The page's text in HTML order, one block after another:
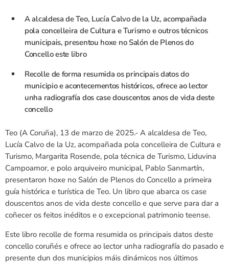
A alcaldesa de Teo, Lucía Calvo de la Uz, acompañada
pola concelleira de Cultura e Turismo e outros técnicos
municipais, presentou hoxe no Salón de Plenos do
Concello este libro
Recolle de forma resumida os principais datos do
municipio e acontecementos históricos, ofrece ao lector
unha radiografía dos case douscentos anos de vida deste
concello
Teo (A Coruña), 13 de marzo de 2025.- A alcaldesa de Teo,
Lucía Calvo de la Uz, acompañada pola concelleira de Cultura e
Turismo, Margarita Rosende, pola técnica de Turismo, Liduvina
Campoamor, e polo arquiveiro municipal, Pablo Sanmartín,
presentaron hoxe no Salón de Plenos do Concello a primeira
guía histórica e turística de Teo. Un libro que abarca os case
douscentos anos de vida deste concello e que serve para dar a
coñecer os feitos inéditos e o excepcional patrimonio teense.
Este libro recolle de forma resumida os principais datos deste
concello coruñés e ofrece ao lector unha radiografía do pasado e
presente dun dos municipios máis dinámicos nos últimos